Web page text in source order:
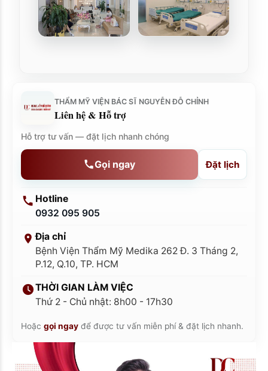
THẨM MỸ VIỆN BÁC SĨ NGUYỄN ĐỖ CHỈNH
Liên hệ & Hỗ trợ
Hỗ trợ tư vấn — đặt lịch nhanh chóng
Gọi ngay Đặt lịch
Hotline
0932 095 905
Địa chỉ
Bệnh Viện Thẩm Mỹ Medika 262 Đ. 3 Tháng 2,
P.12, Q.10, TP. HCM
THỜI GIAN LÀM VIỆC
Thứ 2 - Chủ nhật: 8h00 - 17h30
Hoặc gọi ngay để được tư vấn miễn phí & đặt lịch nhanh.